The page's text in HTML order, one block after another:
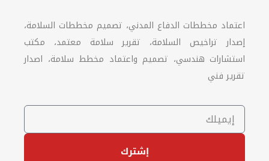
اعتماد مخططات الدفاع المدني، تصميم مخططات السلامة،
إصدار تراخيص السلامة، تقرير سلامة معتمد، مكتب
استشارات هندسي، تصميم واعتماد مخطط سلامة، اصدار
تقرير فني
إشترك